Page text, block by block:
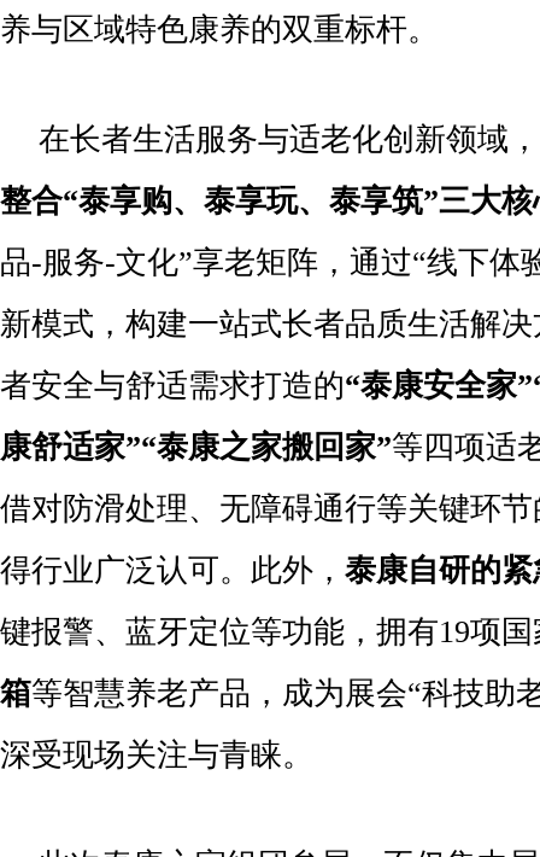
养与区域特色康养的双重标杆。
在长者生活服务与适老化创新领域，
整合“泰享购、泰享玩、泰享筑”三大
品-服务-文化”享老矩阵，通过“线下体
新模式，构建一站式长者品质生活解
者安全与舒适需求打造的“泰康安全家
康舒适家”“泰康之家搬回家”等四项适
借对防滑处理、无障碍通行等关键环
得行业广泛认可。此外， 泰康自研的紧
键报警、蓝牙定位等功能，拥有19项
箱等智慧养老产品，成为展会“科技助
深受现场关注与青睐。